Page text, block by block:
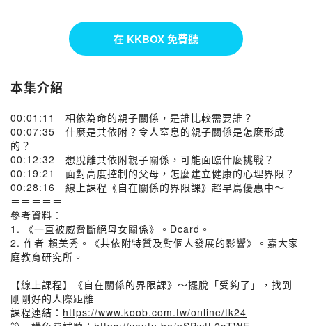
在 KKBOX 免費聽
本集介紹
00:01:11 相依為命的親子關係，是誰比較需要誰？
00:07:35 什麼是共依附？令人窒息的親子關係是怎麼形成
的？
00:12:32 想脫離共依附親子關係，可能面臨什麼挑戰？
00:19:21 面對高度控制的父母，怎麼建立健康的心理界限？
00:28:16 線上課程《自在關係的界限課》超早鳥優惠中～
＝＝＝＝＝
參考資料：
1. 《一直被威脅斷絕母女關係》。Dcard。
2. 作者 賴美秀。《共依附特質及對個人發展的影響》。嘉大家
庭教育研究所。
【線上課程】《自在關係的界限課》～擺脫「受夠了」，找到
剛剛好的人際距離
課程連結： https://www.koob.com.tw/online/tk24